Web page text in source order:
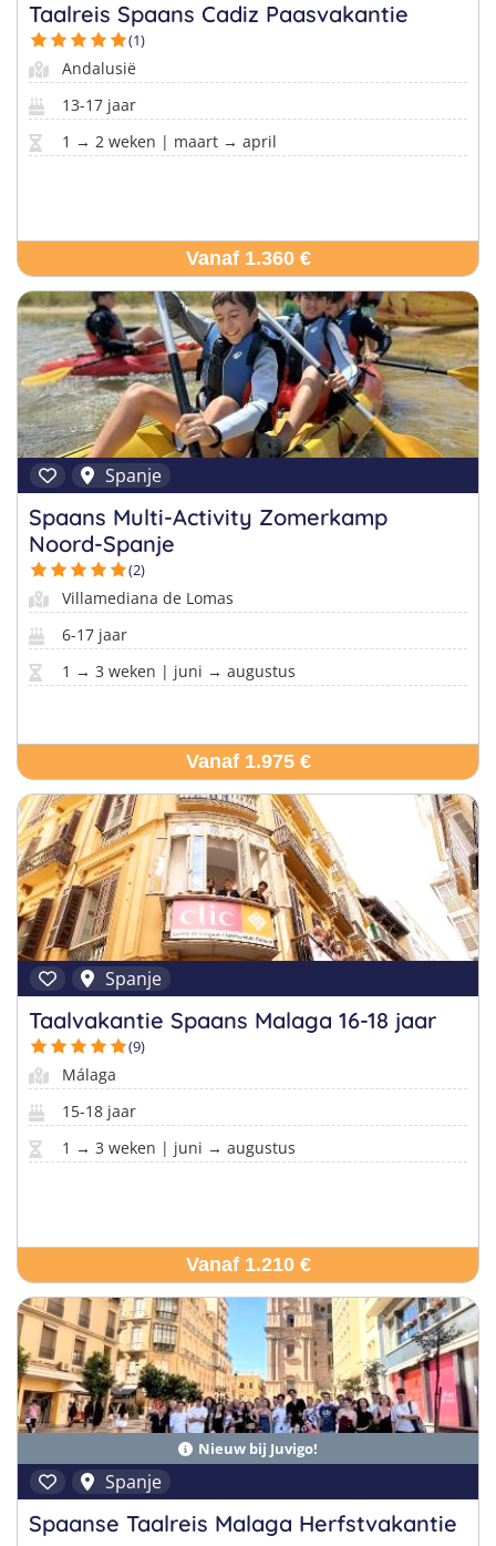
Vind jouw perfecte kamp
Beantwoord een paar korte vragen en wij doen de rest.
Taalreis Spaans Cadiz Paasvakantie
(1)
Andalusië
13-17 jaar
1 → 2 weken | maart → april
Vanaf 1.360 €
Spanje
Spaans Multi-Activity Zomerkamp
Noord-Spanje
(2)
Villamediana de Lomas
6-17 jaar
1 → 3 weken | juni → augustus
Vanaf 1.975 €
Spanje
Taalvakantie Spaans Malaga 16-18 jaar
(9)
Málaga
15-18 jaar
1 → 3 weken | juni → augustus
Vanaf 1.210 €
Nieuw bij Juvigo!
Spanje
Spaanse Taalreis Malaga Herfstvakantie